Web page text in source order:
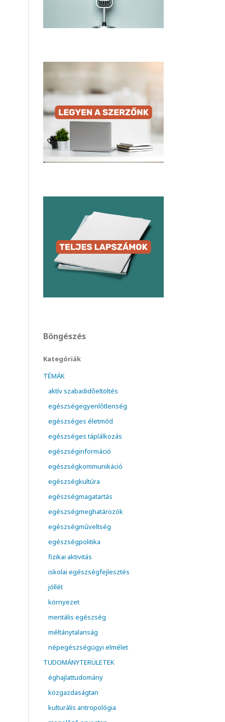
Böngészés
Kategóriák
TÉMÁK
aktív szabadidőeltöltés
egészségegyenlőtlenség
egészséges életmód
egészséges táplálkozás
egészséginformáció
egészségkommunikáció
egészségkultúra
egészségmagatartás
egészségmeghatározók
egészségműveltség
egészségpolitika
fizikai aktivitás
iskolai egészségfejlesztés
jóllét
környezet
mentális egészség
méltánytalanság
népegészségügyi elmélet
TUDOMÁNYTERÜLETEK
éghajlattudomány
közgazdaságtan
kulturális antropológia